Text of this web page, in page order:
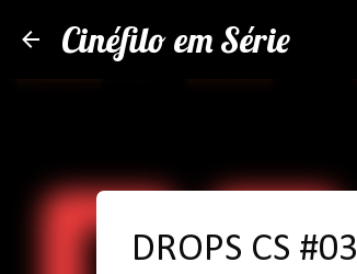
Cinéfilo em Série
DROPS CS #03